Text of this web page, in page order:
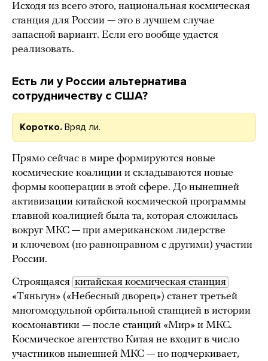
Исходя из всего этого, национальная космическая
станция для России — это в лучшем случае
запасной вариант. Если его вообще удастся
реализовать.
Есть ли у России альтернатива
сотрудничеству с США?
Коротко. Вряд ли.
Прямо сейчас в мире формируются новые
космические коалиции и складываются новые
формы кооперации в этой сфере. До нынешней
активизации китайской космической программы
главной коалицией была та, которая сложилась
вокруг МКС — при американском лидерстве
и ключевом (но равноправном с другими) участии
России.
Строящаяся китайская космическая станция
«Тяньгун» («Небесный дворец») станет третьей
многомодульной орбитальной станцией в истории
космонавтики — после станций «Мир» и МКС.
Космическое агентство Китая не входит в число
участников нынешней МКС — но подчеркивает,